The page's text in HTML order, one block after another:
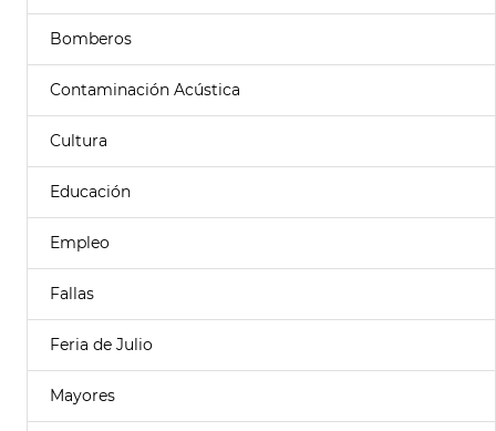
Bomberos
Contaminación Acústica
Cultura
Educación
Empleo
Fallas
Feria de Julio
Mayores